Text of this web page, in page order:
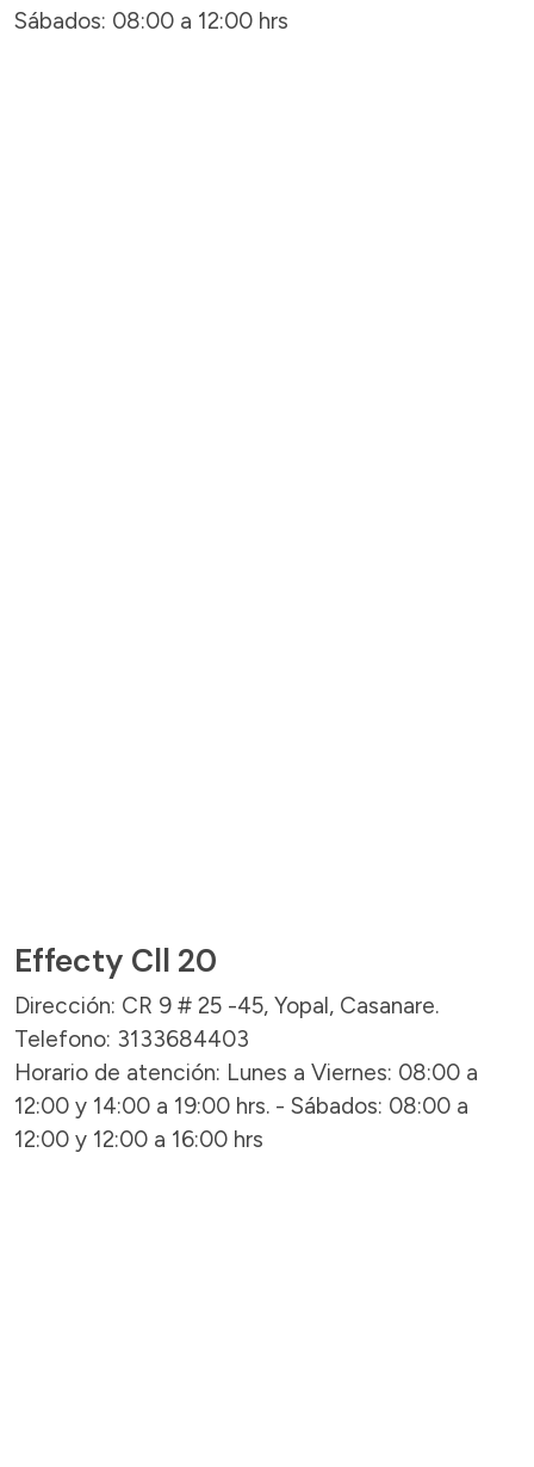
Sábados: 08:00 a 12:00 hrs
Effecty Cll 20
Dirección: CR 9 # 25 -45, Yopal, Casanare.
Telefono: 3133684403
Horario de atención: Lunes a Viernes: 08:00 a
12:00 y 14:00 a 19:00 hrs. - Sábados: 08:00 a
12:00 y 12:00 a 16:00 hrs